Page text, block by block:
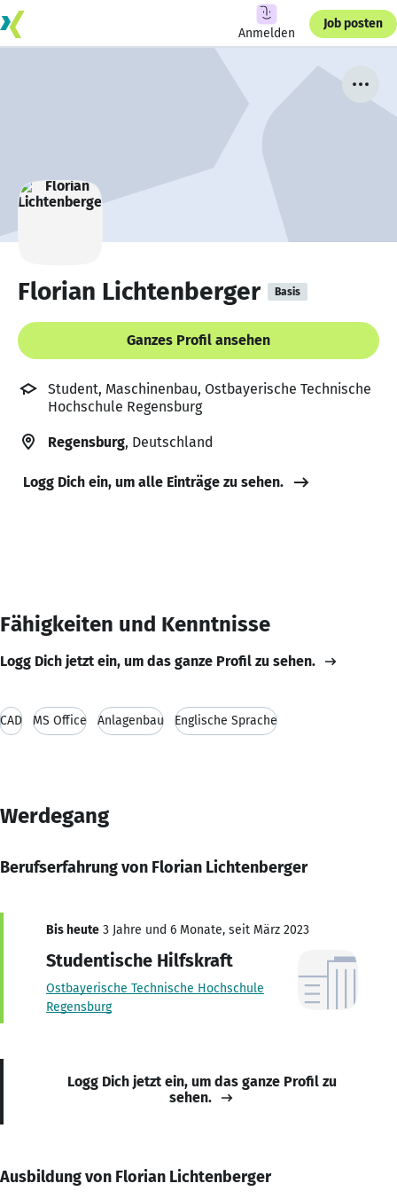
Anmelden
Job posten
Florian Lichtenberger Basis
Ganzes Profil ansehen
Student, Maschinenbau, Ostbayerische Technische
Hochschule Regensburg
Regensburg, Deutschland
Logg Dich ein, um alle Einträge zu sehen.
Fähigkeiten und Kenntnisse
Logg Dich jetzt ein, um das ganze Profil zu sehen.
CAD MS Office Anlagenbau Englische Sprache
Werdegang
Berufserfahrung von Florian Lichtenberger
Bis heute 3 Jahre und 6 Monate, seit März 2023
Studentische Hilfskraft
Ostbayerische Technische Hochschule
Regensburg
Logg Dich jetzt ein, um das ganze Profil zu
sehen.
Ausbildung von Florian Lichtenberger